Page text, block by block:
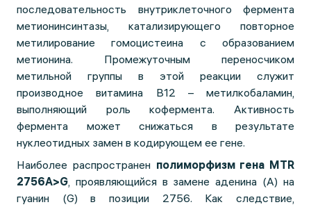
последовательность внутриклеточного фермента
метионинсинтазы, катализирующего повторное
метилирование гомоцистеина с образованием
метионина. Промежуточным переносчиком
метильной группы в этой реакции служит
производное витамина В12 – метилкобаламин,
выполняющий роль кофермента. Активность
фермента может снижаться в результате
нуклеотидных замен в кодирующем ее гене.
Наиболее распространен полиморфизм гена MTR
2756A>G, проявляющийся в замене аденина (А) на
гуанин (G) в позиции 2756. Как следствие,